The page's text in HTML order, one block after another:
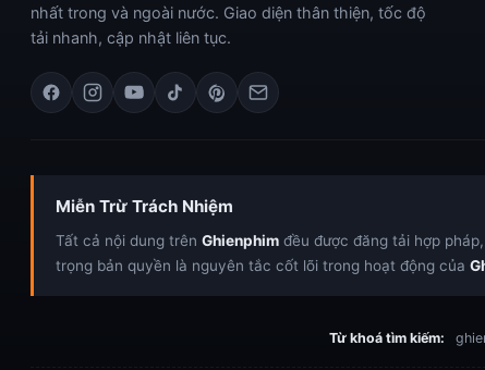
nhất trong và ngoài nước. Giao diện thân thiện, tốc độ
tải nhanh, cập nhật liên tục.
Miễn Trừ Trách Nhiệm
Tất cả nội dung trên Ghienphim đều được đăng tải hợp
trọng bản quyền là nguyên tắc cốt lõi trong hoạt động của
Từ khoá tìm kiếm: